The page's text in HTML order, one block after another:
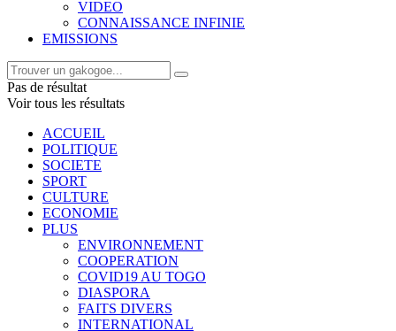
VIDEO
CONNAISSANCE INFINIE
EMISSIONS
Pas de résultat
Voir tous les résultats
ACCUEIL
POLITIQUE
SOCIETE
SPORT
CULTURE
ECONOMIE
PLUS
ENVIRONNEMENT
COOPERATION
COVID19 AU TOGO
DIASPORA
FAITS DIVERS
INTERNATIONAL